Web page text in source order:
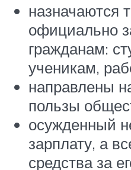
назначаются
официально
гражданам:
ученикам,
направлены
пользы
осужденный
зарплату, а
средства за